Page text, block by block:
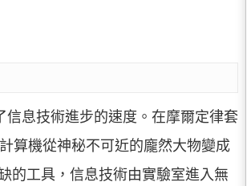
信息技術進步的速度。在摩爾定律套
算機從神秘不可近的龐然大物變成
的工具，信息技術由實驗室進入無